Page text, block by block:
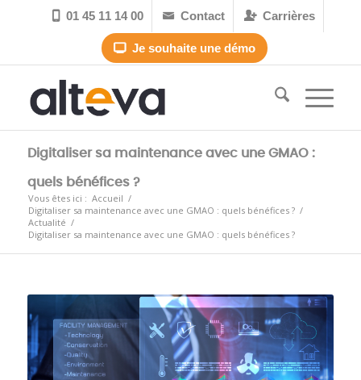
 01 45 11 14 00  Contact Carrières
Je souhaite une démo
Digitaliser sa maintenance avec une GMAO :
quels bénéfices ?
Vous êtes ici : Accueil /
Digitaliser sa maintenance avec une GMAO : quels bénéfices ? /
Actualité /
Digitaliser sa maintenance avec une GMAO : quels bénéfices ?